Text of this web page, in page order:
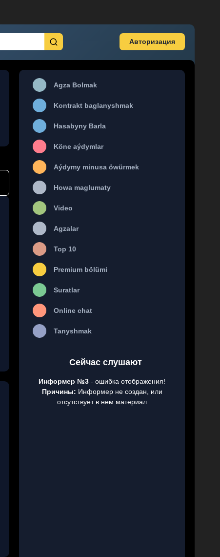
Авторизация
Agza Bolmak
Kontrakt baglanyshmak
Hasabyny Barla
Köne aýdymlar
Aýdymy minusa öwürmek
Howa maglumaty
Video
Agzalar
Top 10
Premium bölümi
Suratlar
Online chat
Tanyshmak
Сейчас слушают
Информер №3 - ошибка отображения!
Причины: Информер не создан, или
отсутствует в нем материал